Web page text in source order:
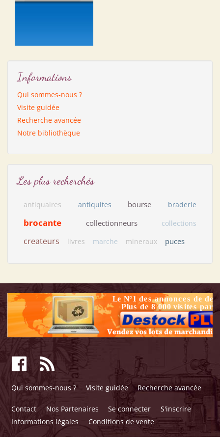
Informations
Qui sommes-nous ?
Visite guidée
Recherche avancée
Notre bibliothèque
Les plus recherchés
antiquaires antiquites bourse braderie
brocante collectionneurs collections
createurs livres marche mineraux puces
Qui sommes-nous ? Visite guidée Recherche avancée
Contact Nos Partenaires Se connecter
S'inscrire
Informations légales
Conditions de vente